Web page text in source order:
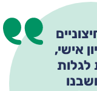
אישי,
לגלות